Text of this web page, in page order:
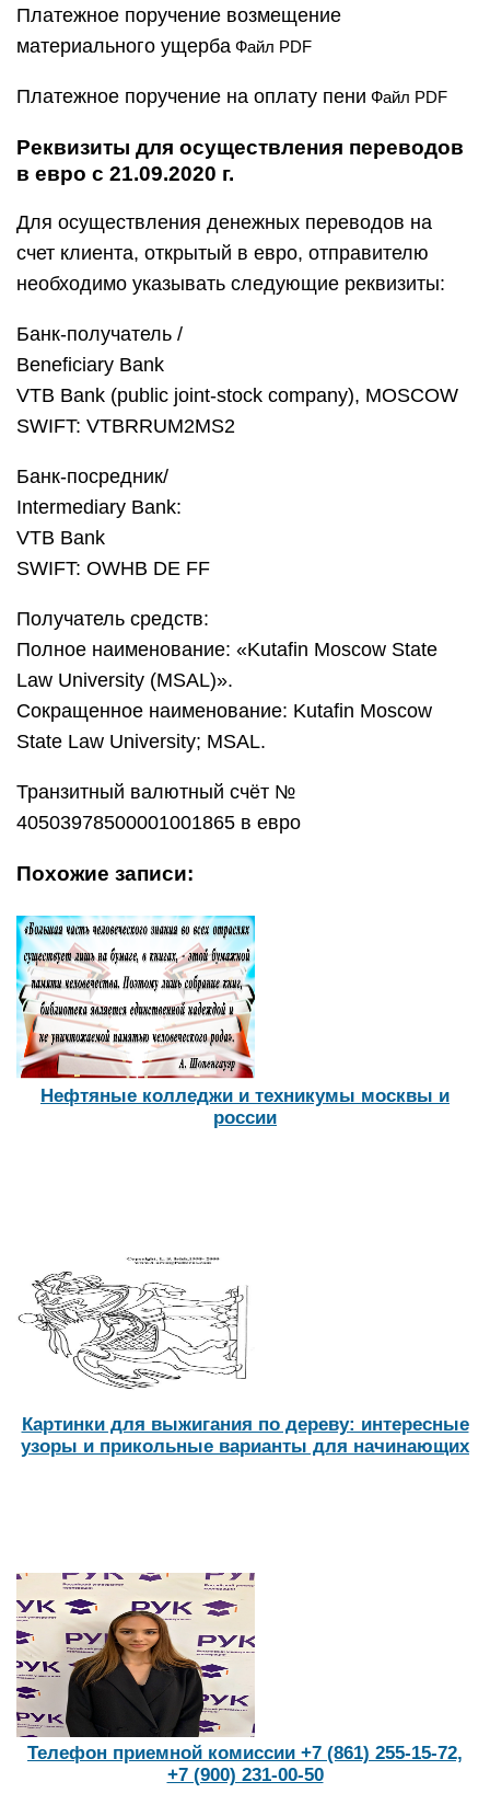
Платежное поручение возмещение
материального ущерба Файл PDF
Платежное поручение на оплату пени Файл PDF
Реквизиты для осуществления переводов
в евро с 21.09.2020 г.
Для осуществления денежных переводов на
счет клиента, открытый в евро, отправителю
необходимо указывать следующие реквизиты:
Банк-получатель /
Beneficiary Bank
VTB Bank (public joint-stock company), MOSCOW
SWIFT: VTBRRUM2MS2
Банк-посредник/
Intermediary Bank:
VTB Bank
SWIFT: OWHB DE FF
Получатель средств:
Полное наименование: «Kutafin Moscow State
Law University (MSAL)».
Сокращенное наименование: Kutafin Moscow
State Law University; MSAL.
Транзитный валютный счёт №
40503978500001001865 в евро
Похожие записи:
Нефтяные колледжи и техникумы москвы и
россии
Картинки для выжигания по дереву: интересные
узоры и прикольные варианты для начинающих
Телефон приемной комиссии +7 (861) 255-15-72,
+7 (900) 231-00-50